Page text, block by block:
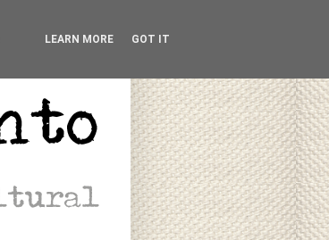
LEARN MORE GOT IT